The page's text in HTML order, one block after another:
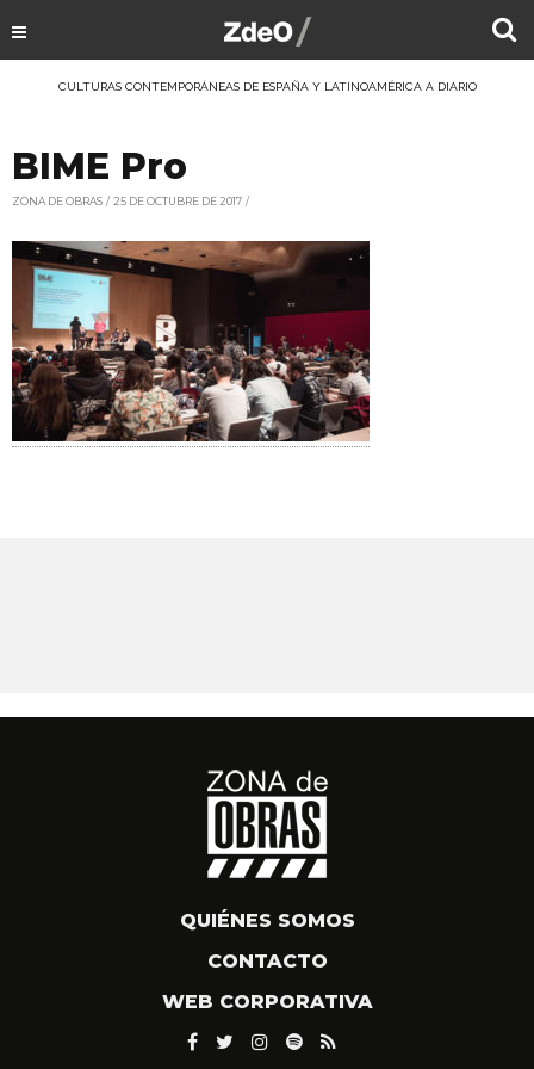
CULTURAS CONTEMPORÁNEAS DE ESPAÑA Y LATINOAMÉRICA A DIARIO
BIME Pro
ZONA DE OBRAS 25 DE OCTUBRE DE 2017
QUIÉNES SOMOS
CONTACTO
WEB CORPORATIVA